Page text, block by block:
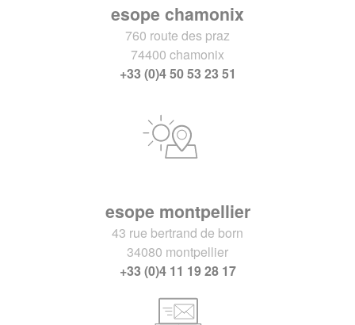
esope chamonix
760 route des praz
74400 chamonix
+33 (0)4 50 53 23 51
esope montpellier
43 rue bertrand de born
34080 montpellier
+33 (0)4 11 19 28 17